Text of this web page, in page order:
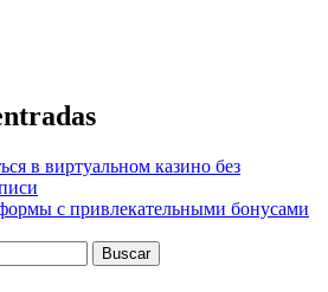
в виртуальном казино без
с привлекательными бонусами